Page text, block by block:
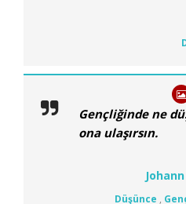
Gençliğinde ne
ona ulaşırsın.
Düşünce ,